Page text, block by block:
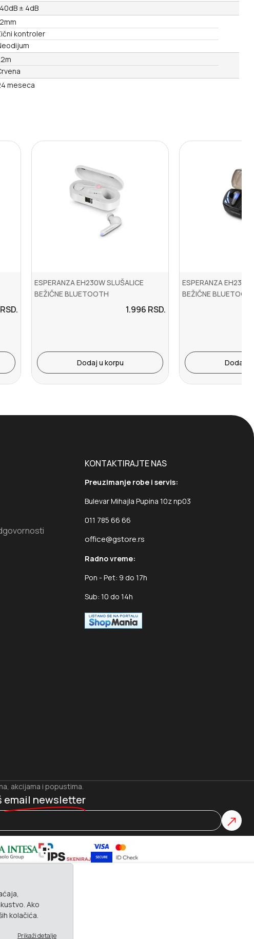
± 4dB
kontroler
meseca
RSD.
ESPERANZA EH230W SLUŠALICE
BEŽIČNE BLUETOOTH
1.996 RSD.
Dodaj u korpu
ESPERANZA EH232K
BEŽIČNE
Dodaj u
KONTAKTIRAJTE NAS
Preuzimanje robe i servis:
Bulevar Mihajla Pupina 10z np03
011 785 66 66
office@gstore.rs
Radno vreme:
Pon - Pet: 9 do 17h
Sub: 10 do 14h
akcijama i popustima.
email newsletter
Ako
kolačića.
Prikaži detalje